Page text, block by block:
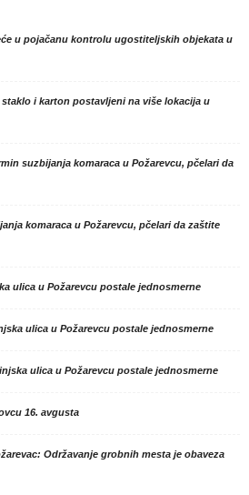
u pojačanu kontrolu ugostiteljskih objekata u
i karton postavljeni na više lokacija u
suzbijanja komaraca u Požarevcu, pčelari da
komaraca u Požarevcu, pčelari da zaštite
ulica u Požarevcu postale jednosmerne
ulica u Požarevcu postale jednosmerne
ulica u Požarevcu postale jednosmerne
16. avgusta
Održavanje grobnih mesta je obaveza